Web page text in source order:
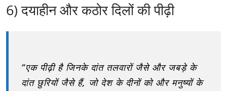
6) दयाहीन और कठोर दिलों की पीढ़ी
“एक पीढ़ी है जिनके दांत तलवारों जैसे और जबड़े के
दांत छुरियों जैसे हैं, जो देश के दीनों को और मनुष्यों के